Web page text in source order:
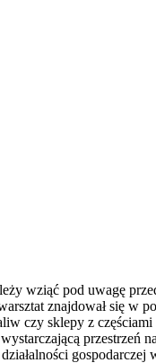
wziąć pod uwagę
znajdował się w
czy sklepy z
przestrzeń
gospodarczej